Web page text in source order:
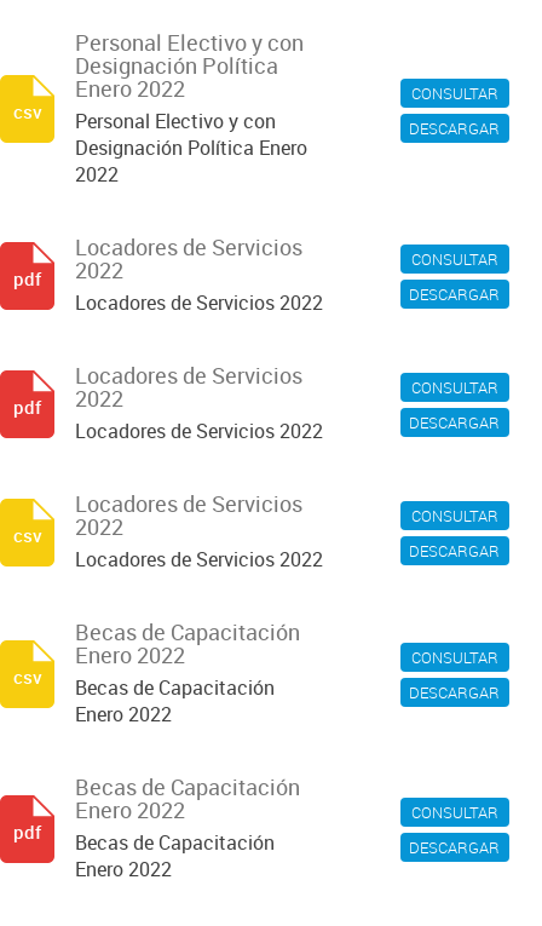
CONSULTAR
DESCARGAR
Personal Electivo y con
Designación Política
Enero 2022
Personal Electivo y con
Designación Política Enero
2022
csv
CONSULTAR
DESCARGAR
Locadores de Servicios
2022
Locadores de Servicios 2022
pdf
CONSULTAR
DESCARGAR
Locadores de Servicios
2022
Locadores de Servicios 2022
pdf
CONSULTAR
DESCARGAR
Locadores de Servicios
2022
Locadores de Servicios 2022
csv
CONSULTAR
DESCARGAR
Becas de Capacitación
Enero 2022
Becas de Capacitación
Enero 2022
csv
CONSULTAR
DESCARGAR
Becas de Capacitación
Enero 2022
Becas de Capacitación
Enero 2022
pdf